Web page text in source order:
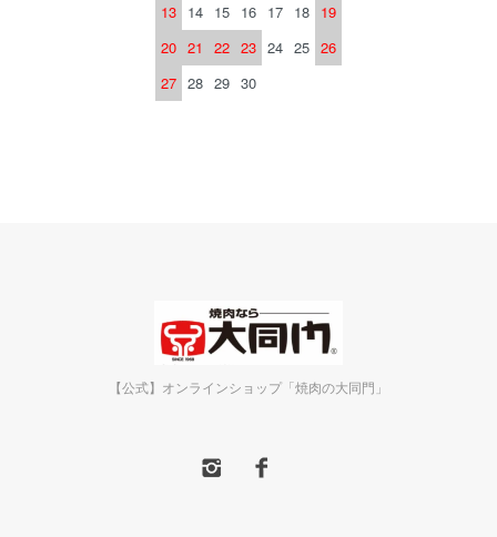
13 14 15 16 17 18 19
20 21 22 23 24 25 26
27 28 29 30
【公式】オンラインショップ「焼肉の大同門」